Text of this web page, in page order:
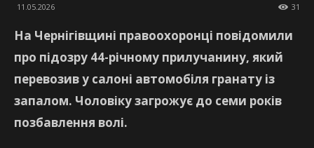
11.05.2026 31
На Чернігівщині правоохоронці повідомили
про підозру 44-річному прилучанину, який
перевозив у салоні автомобіля гранату із
запалом. Чоловіку загрожує до семи років
позбавлення волі.